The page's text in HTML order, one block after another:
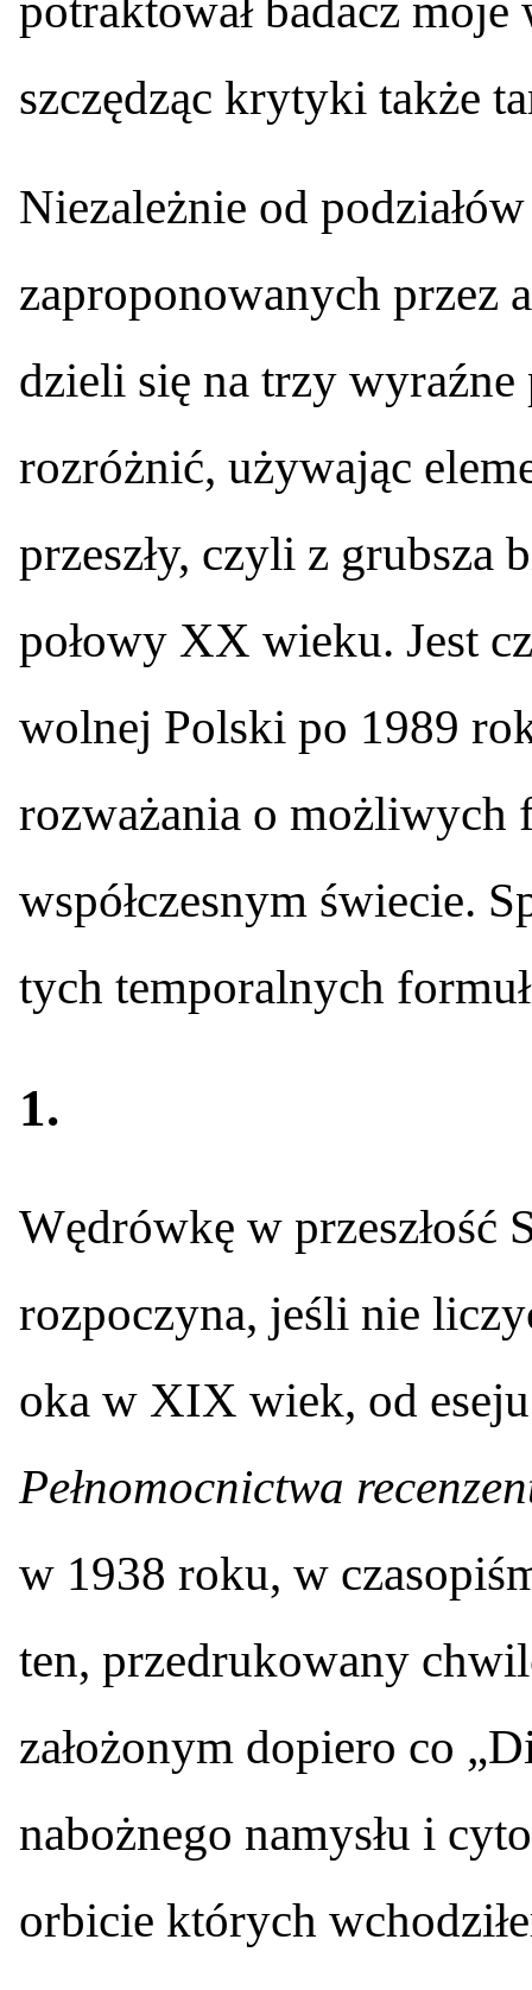
potraktował badacz
szczędząc krytyki także
Niezależnie od
zaproponowanych przez
dzieli się na trzy wyraźne
rozróżnić, używając
przeszły, czyli z grubsza
połowy XX wieku. Jest
wolnej Polski po 1989
rozważania o
współczesnym świecie.
tych temporalnych
1.
Wędrówkę w przeszłość
rozpoczyna, jeśli nie
oka w XIX wiek, od
Pełnomocnictwa
w 1938 roku, w
ten, przedrukowany
założonym dopiero co
nabożnego namysłu i
orbicie których